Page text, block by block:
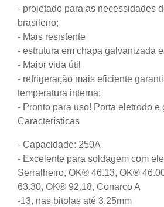
- projetado para as necessidades
brasileiro;
- Mais resistente
- estrutura em chapa galvanizada
- Maior vida útil
- refrigeração mais eficiente
temperatura interna;
- Pronto para uso! Porta eletrodo e
Características
- Capacidade: 250A
- Excelente para soldagem com
Serralheiro, OK® 46.13, OK®
63.30, OK® 92.18, Conarco A
-13, nas bitolas até 3,25mm